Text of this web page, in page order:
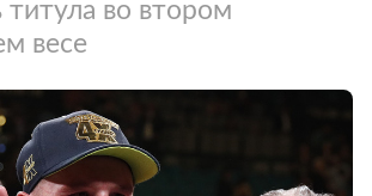
титула во втором
весе